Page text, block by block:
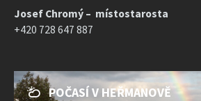
Josef Chromý – místostarosta
+420 728 647 887
POČASÍ V HEŘMANOVĚ